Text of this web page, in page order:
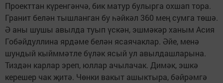
Проекттан күренгәнчә, бик матур булырга охшап тора.
Гранит белән тышланган бу һәйкәл 360 мең сумга төшә.
Ә аны шушы авылда туып үскән, эшмәкәр ханым Асия
Гобәйдуллина ярдәме белән ясаячаклар. Әйе, менә
шундый кыйммәтле бүләк ясый ул авылдашларына.
Тиздән карлар эреп, юллар ачылачак. Димәк, эшкә
керешер чак җитә. Чөнки вакыт ашыктыра, бәйрәмгә